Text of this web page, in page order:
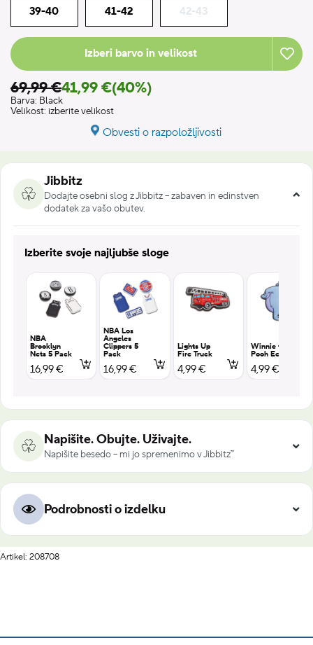
39-40 41-42 42-43
Izberi barvo in velikost
69,99 €41,99 €(40%)
Barva: Black
Velikost: izberite velikost
Obvesti o razpoložljivosti
Jibbitz
Dodajte osebni slog z Jibbitz – zabaven in edinstven
dodatek za vašo obutev.
Izberite svoje najljubše sloge
NBA
Brooklyn
Nets 5 Pack
16,99 €
NBA Los
Angeles
Clippers 5
Pack
16,99 €
Lights Up
Fire Truck
4,99 €
Winnie the
Pooh Eeyore
4,99 €
Napišite. Obujte. Uživajte.
Napišite besedo – mi jo spremenimo v Jibbitz™
Podrobnosti o izdelku
Artikel: 208708